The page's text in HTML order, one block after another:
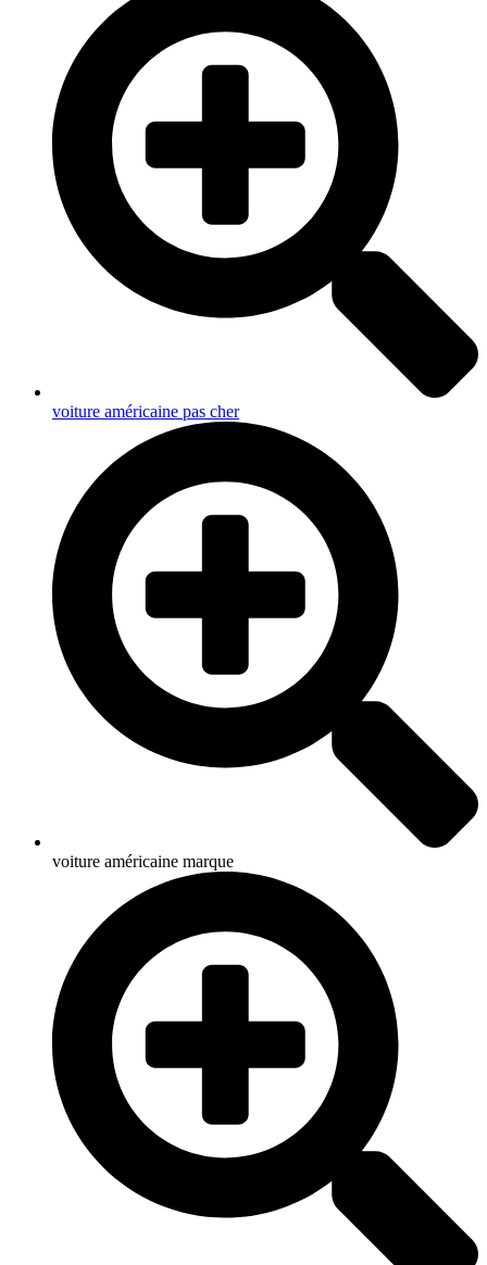
voiture américaine pas cher
voiture américaine marque